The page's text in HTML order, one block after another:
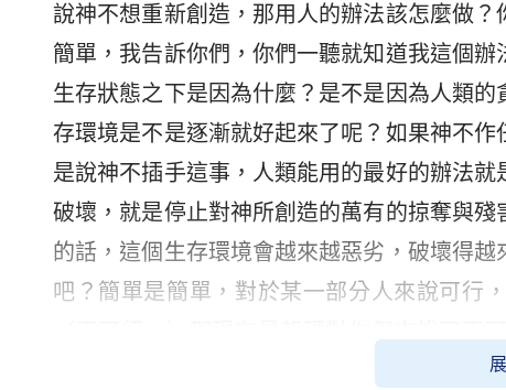
說神不想重新創造，那用人的辦法該怎麼做
簡單，我告訴你們，你們一聽就知道我這個
生存狀態之下是因為什麼？是不是因為人類
存環境是不是逐漸就好起來了呢？如果神不
是說神不插手這事，人類能用的最好的辦法
破壞，就是停止對神所創造的萬有的掠奪與
的話，這個生存環境會越來越惡劣，破壞得
吧？簡單是簡單，對於某一部分人來說可行
的？能不能說是建立在對神的作為有認識的